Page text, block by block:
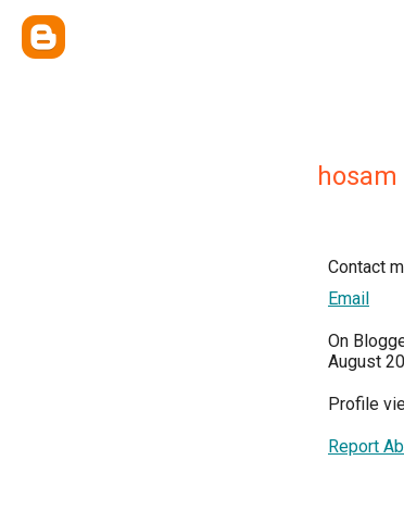
hosam
Contact
Email
On
August
Profile
Report